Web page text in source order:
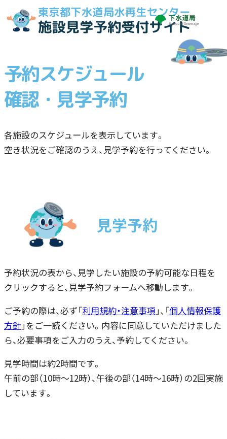
予約スケジュール
確認・見学予約
各施設のスケジュールを表示しています。
空き状況をご確認のうえ、見学予約を行ってください。
見学予約
予約状況の表から、見学したい施設の予約可能な日程を
クリックすると、見学予約フォームへ移動します。
ご予約の際は、必ず「利用規約・注意事項 」、「個人情報保護
方針」をご一読ください。 内容に同意していただけました
ら、必要事項をご入力のうえ、予約してください。
見学時間は約2時間です。
午前の部（10時～12時）、午後の部（14時～16時）の2回実施
しています。